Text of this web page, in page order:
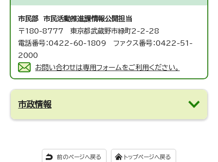
市民部 市民活動推進課情報公開担当
〒180-8777 東京都武蔵野市緑町2-2-28
電話番号：0422-60-1809 ファクス番号：0422-51-
2000
お問い合わせは専用フォームをご利用ください。
市政情報
前のページへ戻る トップページへ戻る